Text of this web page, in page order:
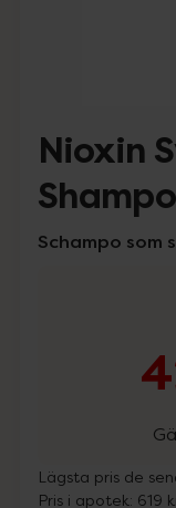
Nioxin
Schampo som
Lägsta pris de
Pris i apotek: 619